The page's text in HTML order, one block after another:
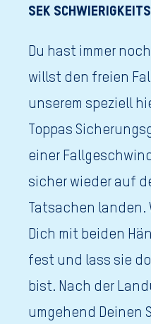
SEK
Du hast immer
willst den freien
unserem speziell
Toppas
einer
sicher wieder auf
Tatsachen
Dich mit beiden
fest und lass sie
bist. Nach der
umgehend Deinen